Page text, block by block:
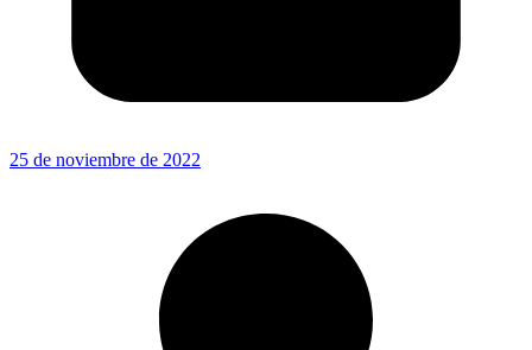
25 de noviembre de 2022